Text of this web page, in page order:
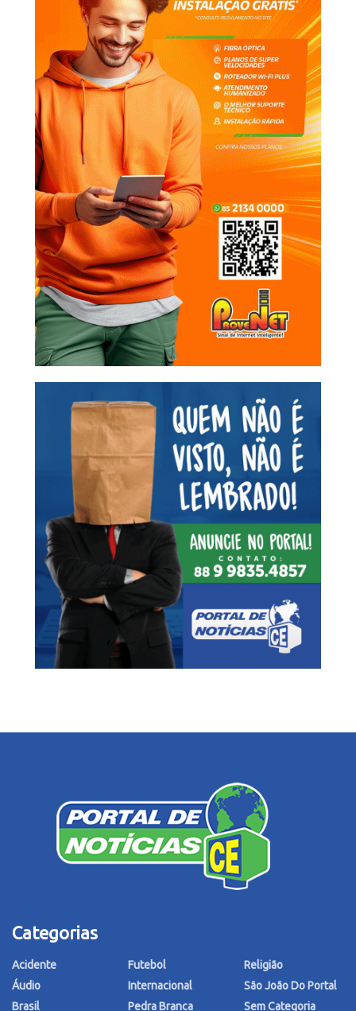
Categorias
Acidente
Áudio
Brasil
Futebol
Internacional
Pedra Branca
Religião
São João Do Portal
Sem Categoria